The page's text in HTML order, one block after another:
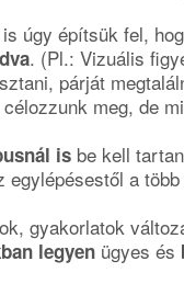
is úgy építsük fel,
. (Pl.: Vizuális
párját
meg, de
is be kell
egylépésestől a
gyakorlatok
legyen ügyes és